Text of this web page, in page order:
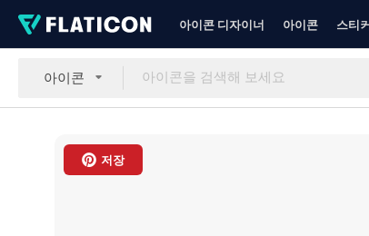
아이콘 디자이너 아이콘 스티
아이콘
저장